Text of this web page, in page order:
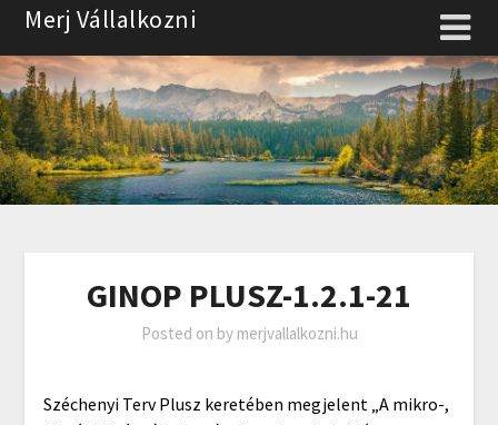
Skip
content
Merj Vállalkozni
GINOP PLUSZ-1.2.1-21
Posted on by merjvallalkozni.hu
Széchenyi Terv Plusz keretében megjelent „A mikro-,